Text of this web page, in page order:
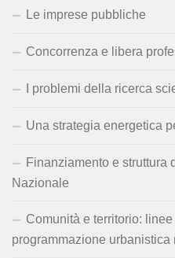
Le imprese pubbliche
Concorrenza e libera
I problemi della ricerca
Una strategia energetica
Finanziamento e struttura
Nazionale
Comunità e territorio:
programmazione urbanistica